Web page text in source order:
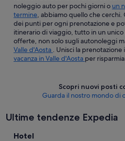
noleggio auto per pochi giorni o un
termine, abbiamo quello che cerchi.
dei punti per ogni prenotazione e
itinerario di viaggio, tutto in un
offerte, non solo sugli autonoleggi
Valle d'Aosta . Unisci la prenotazione
vacanza in Valle d'Aosta per
Scopri nuovi posti
Guarda il nostro mondo di
Ultime tendenze Expedia
Hotel